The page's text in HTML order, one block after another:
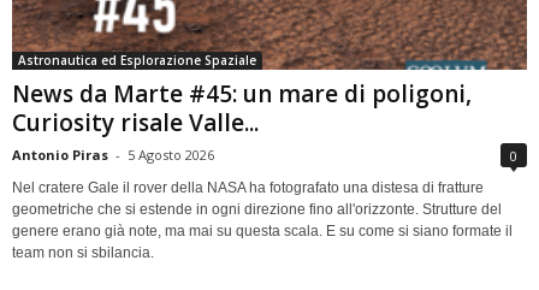
Astronautica ed Esplorazione Spaziale
News da Marte #45: un mare di poligoni,
Curiosity risale Valle...
Antonio Piras - 5 Agosto 2026 0
Nel cratere Gale il rover della NASA ha fotografato una distesa di fratture
geometriche che si estende in ogni direzione fino all'orizzonte. Strutture del
genere erano già note, ma mai su questa scala. E su come si siano formate il
team non si sbilancia.